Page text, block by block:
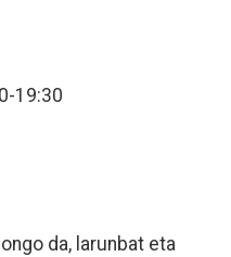
19:30
da, larunbat eta